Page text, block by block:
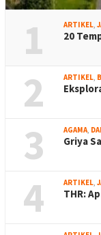
1 ARTIKEL
20
2 ARTIKEL
3 AGAMA
Griya
4 ARTIKEL
THR: